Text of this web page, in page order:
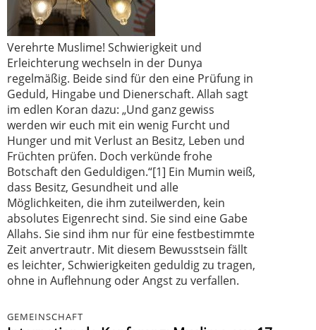
Verehrte Muslime! Schwierigkeit und
Erleichterung wechseln in der Dunya
regelmäßig. Beide sind für den eine Prüfung in
Geduld, Hingabe und Dienerschaft. Allah sagt
im edlen Koran dazu: „Und ganz gewiss
werden wir euch mit ein wenig Furcht und
Hunger und mit Verlust an Besitz, Leben und
Früchten prüfen. Doch verkünde frohe
Botschaft den Geduldigen.“[1] Ein Mumin weiß,
dass Besitz, Gesundheit und alle
Möglichkeiten, die ihm zuteilwerden, kein
absolutes Eigenrecht sind. Sie sind eine Gabe
Allahs. Sie sind ihm nur für eine festbestimmte
Zeit anvertrautr. Mit diesem Bewusstsein fällt
es leichter, Schwierigkeiten geduldig zu tragen,
ohne in Auflehnung oder Angst zu verfallen.
GEMEINSCHAFT